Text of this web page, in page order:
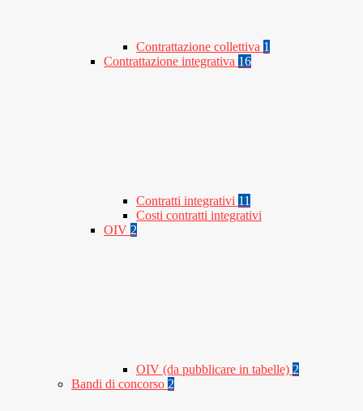
Contrattazione collettiva 1
Contrattazione integrativa 16
Contratti integrativi 11
Costi contratti integrativi
OIV 2
OIV (da pubblicare in tabelle) 2
Bandi di concorso 2